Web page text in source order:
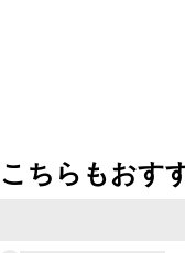
こちらもおす